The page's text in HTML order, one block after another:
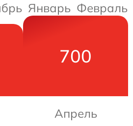
Январь Февраль
700
Апрель